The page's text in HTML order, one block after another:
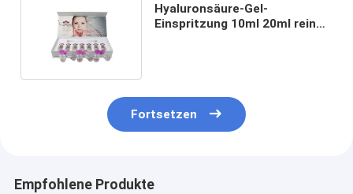
Hyaluronsäure-Gel-
Einspritzung 10ml 20ml reiner
Fortsetzen
Empfohlene Produkte